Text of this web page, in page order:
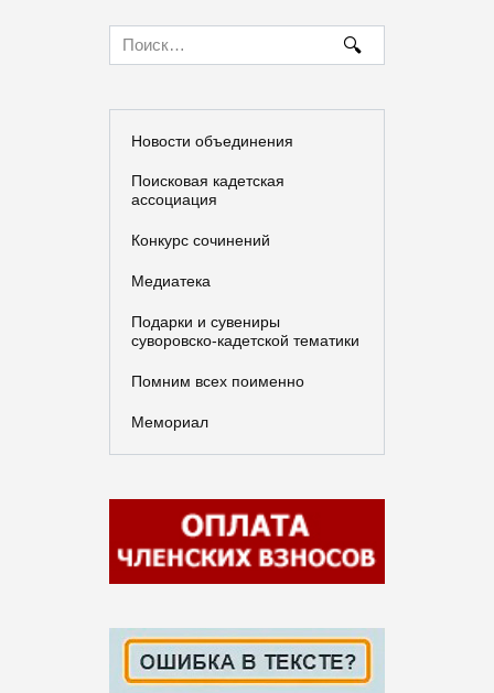
for:
Новости объединения
Поисковая кадетская
ассоциация
Конкурс сочинений
Медиатека
Подарки и сувениры
суворовско-кадетской тематики
Помним всех поименно
Мемориал